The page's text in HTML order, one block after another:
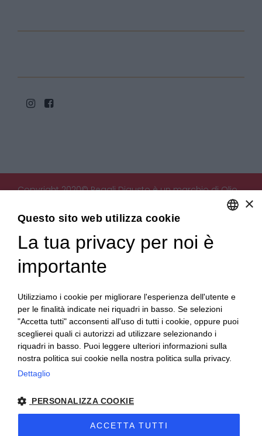
Copyright 2020© Regali Digusto è un marchio di Olio
Becchis di Becchis Danilo - Via Sommariva, 31/2/B -
10022 Carmagnola (TO) - PIVA 07980320019
×
Questo sito web utilizza cookie
La tua privacy per noi è
importante
Utilizziamo i cookie per migliorare l'esperienza dell'utente e
per le finalità indicate nei riquadri in basso. Se selezioni
"Accetta tutti" acconsenti all'uso di tutti i cookie, oppure puoi
sceglierei quali ci autorizzi ad utilizzare selezionando i
riquadri in basso. Puoi leggere ulteriori informazioni sulla
nostra politica sui cookie nella nostra politica sulla privacy.
Dettaglio
PERSONALIZZA COOKIE
ACCETTA TUTTI